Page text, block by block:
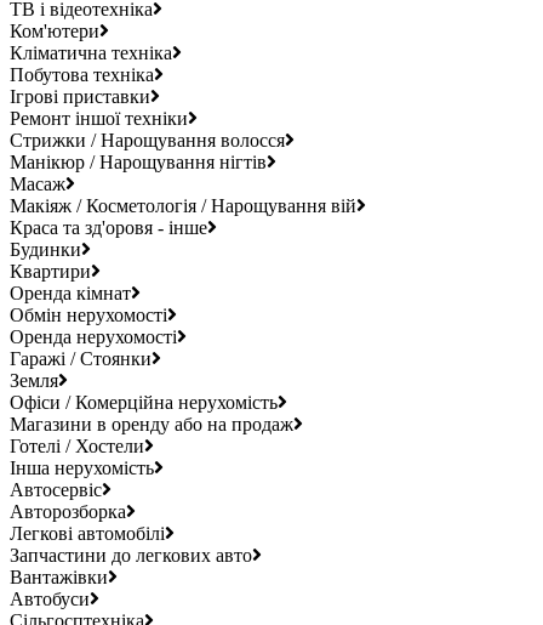
ТВ і відеотехніка
Ком'ютери
Кліматична техніка
Побутова техніка
Ігрові приставки
Ремонт іншої техніки
Стрижки / Нарощування волосся
Манікюр / Нарощування нігтів
Масаж
Макіяж / Косметологія / Нарощування вій
Краса та зд'оровя - інше
Будинки
Квартири
Оренда кімнат
Обмін нерухомості
Оренда нерухомості
Гаражі / Стоянки
Земля
Офіси / Комерційна нерухомість
Магазини в оренду або на продаж
Готелі / Хостели
Інша нерухомість
Автосервіс
Авторозборка
Легкові автомобілі
Запчастини до легкових авто
Вантажівки
Автобуси
Сільгосптехніка